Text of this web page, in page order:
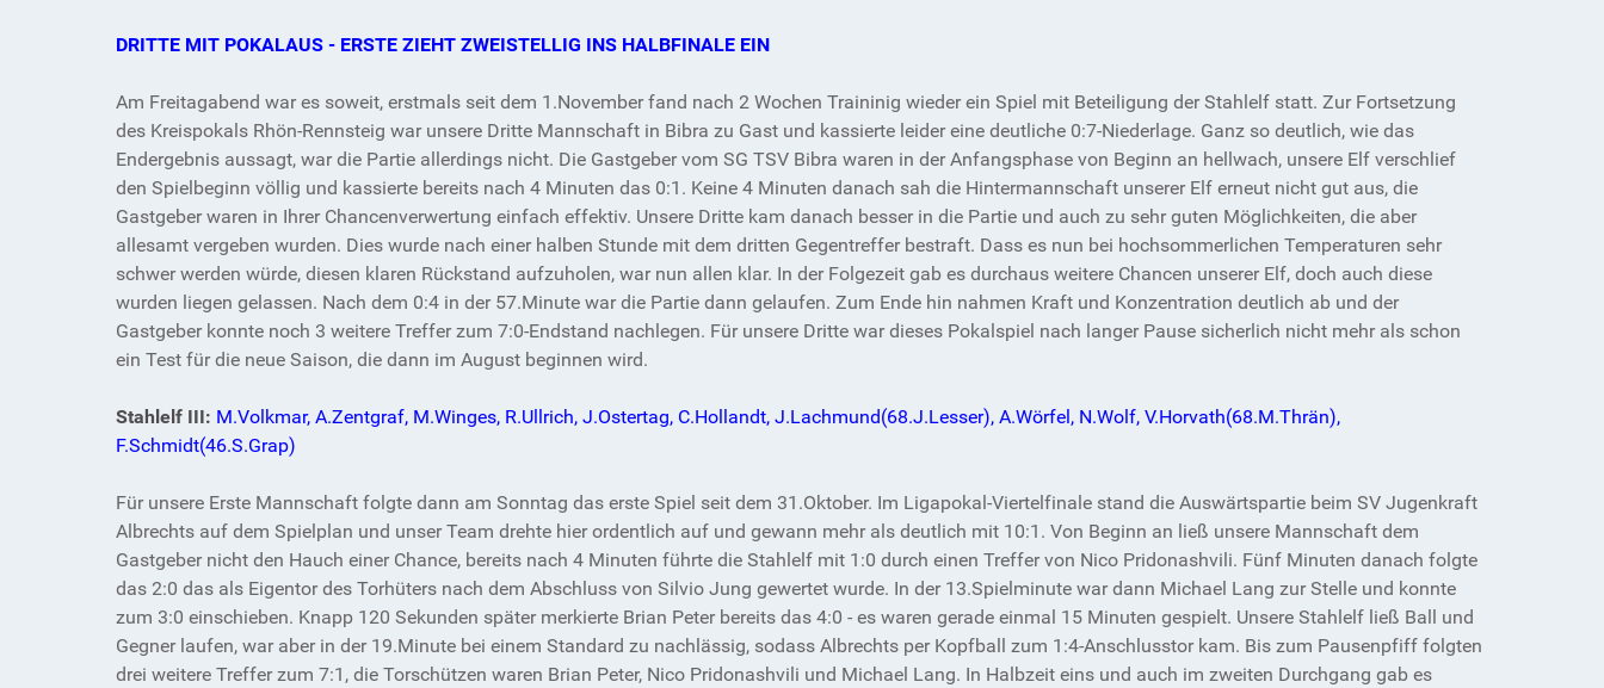
DRITTE MIT POKALAUS - ERSTE ZIEHT ZWEISTELLIG INS HALBFINALE EIN
Am Freitagabend war es soweit, erstmals seit dem 1.November fand nach 2 Wochen Traininig wieder ein Spiel mit Beteiligung der Stahlelf statt. Zur Fortsetzung
des Kreispokals Rhön-Rennsteig war unsere Dritte Mannschaft in Bibra zu Gast und kassierte leider eine deutliche 0:7-Niederlage. Ganz so deutlich, wie das
Endergebnis aussagt, war die Partie allerdings nicht. Die Gastgeber vom SG TSV Bibra waren in der Anfangsphase von Beginn an hellwach, unsere Elf verschlief
den Spielbeginn völlig und kassierte bereits nach 4 Minuten das 0:1. Keine 4 Minuten danach sah die Hintermannschaft unserer Elf erneut nicht gut aus, die
Gastgeber waren in Ihrer Chancenverwertung einfach effektiv. Unsere Dritte kam danach besser in die Partie und auch zu sehr guten Möglichkeiten, die aber
allesamt vergeben wurden. Dies wurde nach einer halben Stunde mit dem dritten Gegentreffer bestraft. Dass es nun bei hochsommerlichen Temperaturen sehr
schwer werden würde, diesen klaren Rückstand aufzuholen, war nun allen klar. In der Folgezeit gab es durchaus weitere Chancen unserer Elf, doch auch diese
wurden liegen gelassen. Nach dem 0:4 in der 57.Minute war die Partie dann gelaufen. Zum Ende hin nahmen Kraft und Konzentration deutlich ab und der
Gastgeber konnte noch 3 weitere Treffer zum 7:0-Endstand nachlegen. Für unsere Dritte war dieses Pokalspiel nach langer Pause sicherlich nicht mehr als schon
ein Test für die neue Saison, die dann im August beginnen wird.
Stahlelf III: M.Volkmar, A.Zentgraf, M.Winges, R.Ullrich, J.Ostertag, C.Hollandt, J.Lachmund(68.J.Lesser), A.Wörfel, N.Wolf, V.Horvath(68.M.Thrän),
F.Schmidt(46.S.Grap)
Für unsere Erste Mannschaft folgte dann am Sonntag das erste Spiel seit dem 31.Oktober. Im Ligapokal-Viertelfinale stand die Auswärtspartie beim SV Jugenkraft
Albrechts auf dem Spielplan und unser Team drehte hier ordentlich auf und gewann mehr als deutlich mit 10:1. Von Beginn an ließ unsere Mannschaft dem
Gastgeber nicht den Hauch einer Chance, bereits nach 4 Minuten führte die Stahlelf mit 1:0 durch einen Treffer von Nico Pridonashvili. Fünf Minuten danach folgte
das 2:0 das als Eigentor des Torhüters nach dem Abschluss von Silvio Jung gewertet wurde. In der 13.Spielminute war dann Michael Lang zur Stelle und konnte
zum 3:0 einschieben. Knapp 120 Sekunden später merkierte Brian Peter bereits das 4:0 - es waren gerade einmal 15 Minuten gespielt. Unsere Stahlelf ließ Ball und
Gegner laufen, war aber in der 19.Minute bei einem Standard zu nachlässig, sodass Albrechts per Kopfball zum 1:4-Anschlusstor kam. Bis zum Pausenpfiff folgten
drei weitere Treffer zum 7:1, die Torschützen waren Brian Peter, Nico Pridonashvili und Michael Lang. In Halbzeit eins und auch im zweiten Durchgang gab es